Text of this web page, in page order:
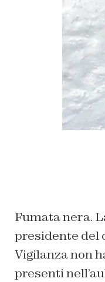
Fumata nera.
presidente del
Vigilanza non
presenti